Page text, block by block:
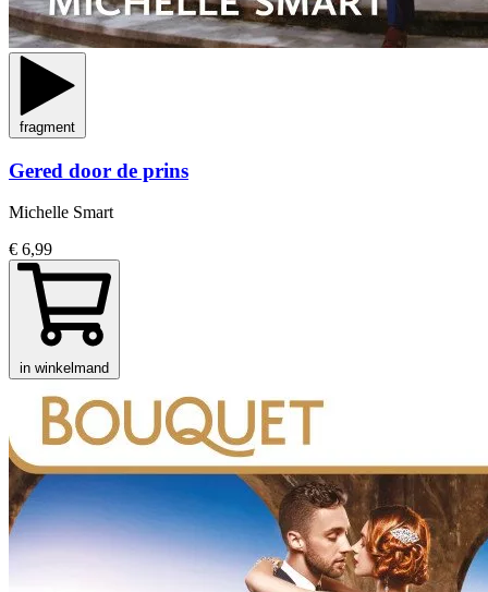
fragment
Gered door de prins
Michelle Smart
€ 6,99
in winkelmand